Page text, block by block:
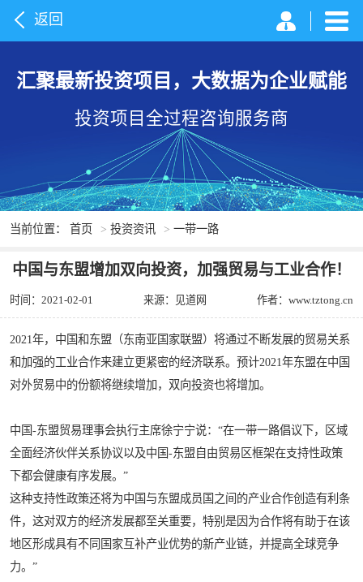
返回
汇聚最新投资项目，大数据为企业赋能
投资项目全过程咨询服务商
当前位置： 首页 > 投资资讯 > 一带一路
中国与东盟增加双向投资，加强贸易与工业合作！
时间：2021-02-01 来源：见道网 作者：www.tztong.cn
2021年，中国和东盟（东南亚国家联盟）将通过不断发展的贸易关系
和加强的工业合作来建立更紧密的经济联系。预计2021年东盟在中国
对外贸易中的份额将继续增加，双向投资也将增加。
中国-东盟贸易理事会执行主席徐宁宁说：“在一带一路倡议下，区域
全面经济伙伴关系协议以及中国-东盟自由贸易区框架在支持性政策
下都会健康有序发展。”
这种支持性政策还将为中国与东盟成员国之间的产业合作创造有利条
件，这对双方的经济发展都至关重要，特别是因为合作将有助于在该
地区形成具有不同国家互补产业优势的新产业链，并提高全球竞争
力。”